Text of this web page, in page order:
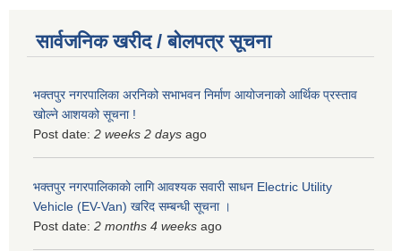
सार्वजनिक खरीद / बोलपत्र सूचना
भक्तपुर नगरपालिका अरनिको सभाभवन निर्माण आयोजनाको आर्थिक प्रस्ताव
खोल्ने आशयको सूचना !
Post date: 2 weeks 2 days ago
भक्तपुर नगरपालिकाकाे लागि आवश्यक सवारी साधन Electric Utility
Vehicle (EV-Van) खरिद सम्बन्धी सूचना ।
Post date: 2 months 4 weeks ago